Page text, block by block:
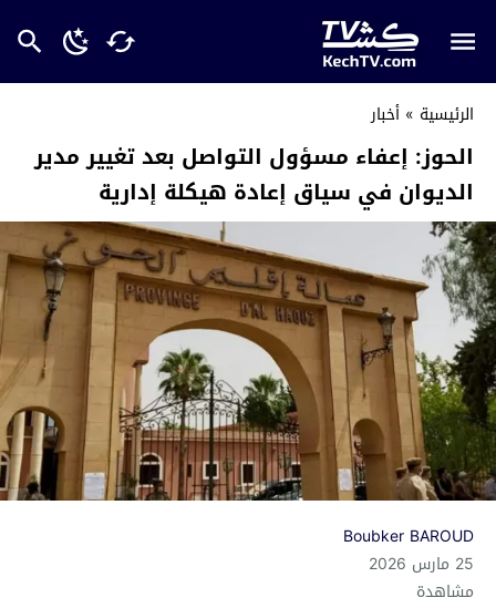
الرئيسية » أخبار
الحوز: إعفاء مسؤول التواصل بعد تغيير مدير
الديوان في سياق إعادة هيكلة إدارية
Boubker BAROUD
25 مارس 2026
مشاهدة